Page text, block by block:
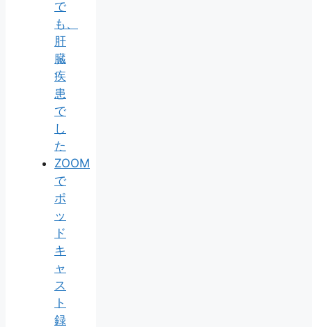
で
も、
肝
臓
疾
患
で
し
た
ZOOM
で
ポ
ッ
ド
キ
ャ
ス
ト
録